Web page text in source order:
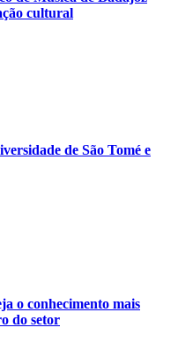
cultural
de São Tomé e
o conhecimento mais
do setor